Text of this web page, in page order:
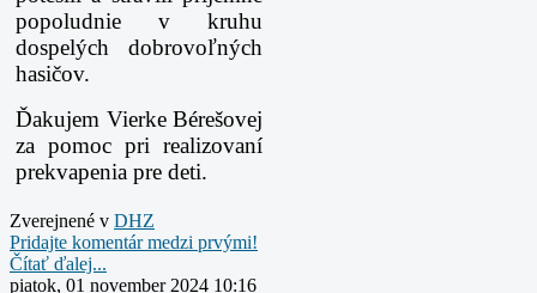
popoludnie v kruhu
dospelých dobrovoľných
hasičov.
Ďakujem Vierke Bérešovej
za pomoc pri realizovaní
prekvapenia pre deti.
Zverejnené v DHZ
Pridajte komentár medzi prvými!
Čítať ďalej...
piatok, 01 november 2024 10:16